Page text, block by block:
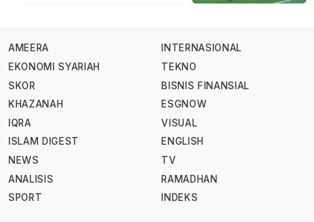
AMEERA
EKONOMI SYARIAH
SKOR
KHAZANAH
IQRA
ISLAM DIGEST
NEWS
ANALISIS
SPORT
INTERNASIONAL
TEKNO
BISNIS FINANSIAL
ESGNOW
VISUAL
ENGLISH
TV
RAMADHAN
INDEKS